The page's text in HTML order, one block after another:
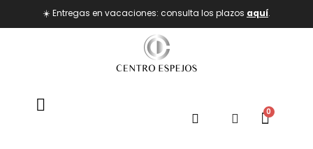
☀️ Entregas en vacaciones: consulta los plazos aquí.